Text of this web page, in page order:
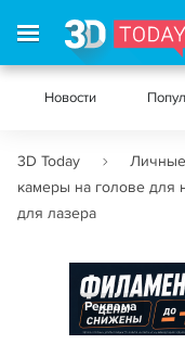
Новости
3D Today
камеры на голове для
для лазера
Реклама